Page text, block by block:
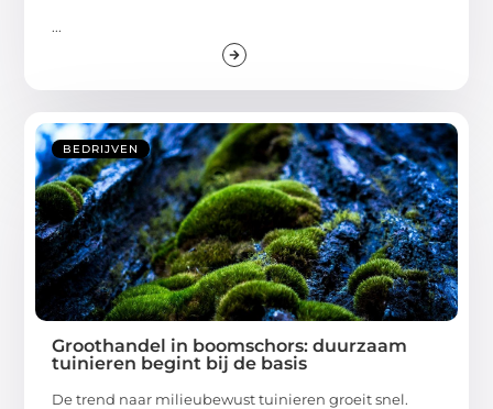
...
BEDRIJVEN
Groothandel in boomschors: duurzaam
tuinieren begint bij de basis
De trend naar milieubewust tuinieren groeit snel.